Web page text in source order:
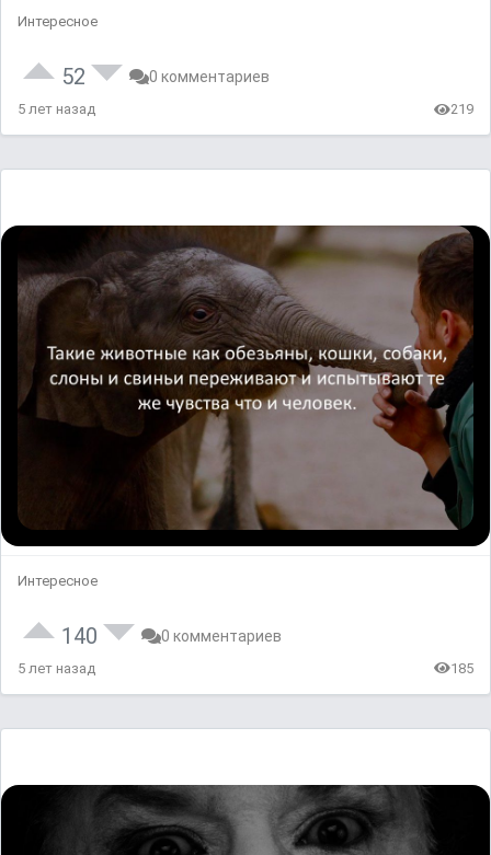
Интересное
52 0 комментариев
5 лет назад 219
Интересное
140 0 комментариев
5 лет назад 185